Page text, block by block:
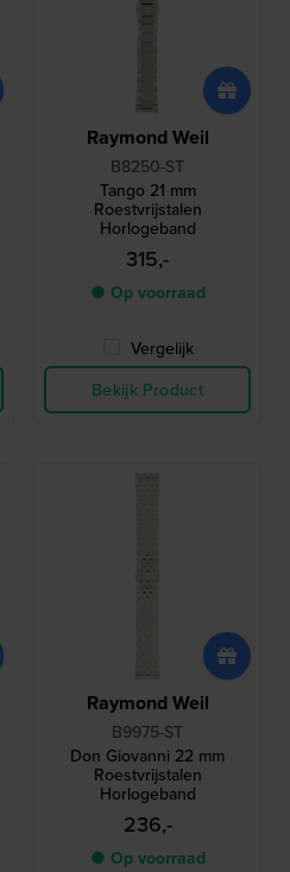
Raymond Weil
B8250-ST
Tango 21 mm
Roestvrijstalen
Horlogeband
315,-
● Op voorraad
Vergelijk
Bekijk Product
Raymond Weil
B9975-ST
Don Giovanni 22 mm
Roestvrijstalen
Horlogeband
236,-
● Op voorraad